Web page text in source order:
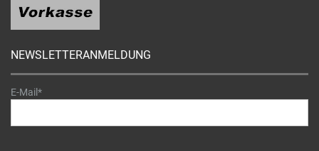
NEWSLETTERANMELDUNG
E-Mail*